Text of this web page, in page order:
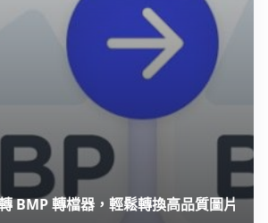
BMP 轉檔器，輕鬆轉換高品質圖片